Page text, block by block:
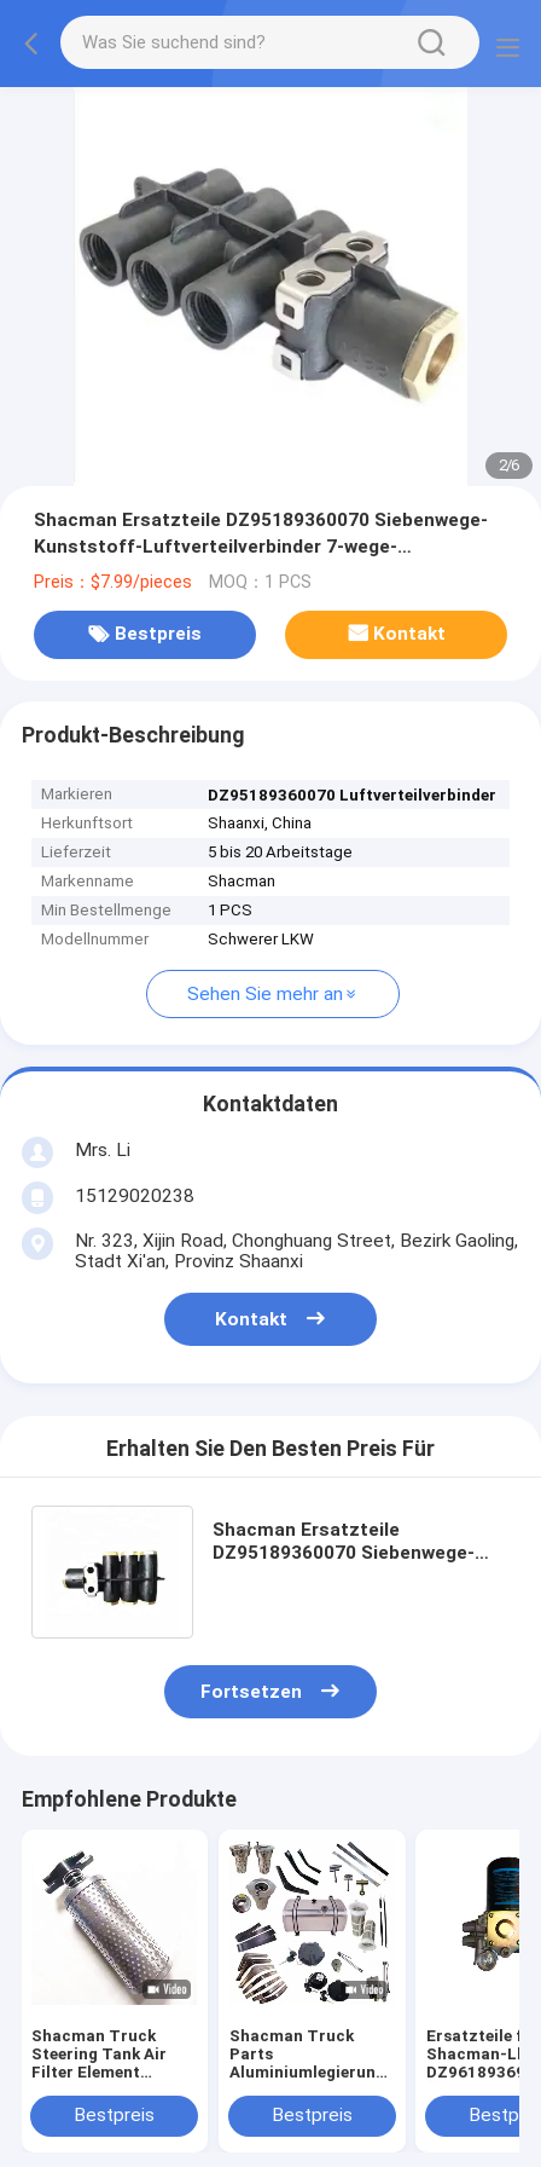
2/6
Shacman Ersatzteile DZ95189360070 Siebenwege-
Kunststoff-Luftverteilverbinder 7-wege-
Luftverbinder
Preis：$7.99/pieces MOQ：1 PCS
Bestpreis Kontakt
Produkt-Beschreibung
Markieren
DZ95189360070 Luftverteilverbinder
Herkunftsort
Shaanxi, China
Lieferzeit
5 bis 20 Arbeitstage
Markenname
Shacman
Min Bestellmenge
1 PCS
Modellnummer
Schwerer LKW
Sehen Sie mehr an
Kontaktdaten
Mrs. Li
15129020238
Nr. 323, Xijin Road, Chonghuang Street, Bezirk Gaoling,
Stadt Xi'an, Provinz Shaanxi
Kontakt
Erhalten Sie Den Besten Preis Für
Shacman Ersatzteile
DZ95189360070 Siebenwege-
Fortsetzen
Empfohlene Produkte
Shacman Truck
Steering Tank Air
Filter Element
für X3000/F2000
Ursprungsfabrik
Bestpreis
Shacman Truck
Parts
Aluminiumlegierung
Montage
DZ91259550600/DZ9114552790
Bestpreis
Ersatzteile für
Shacman-Lkw